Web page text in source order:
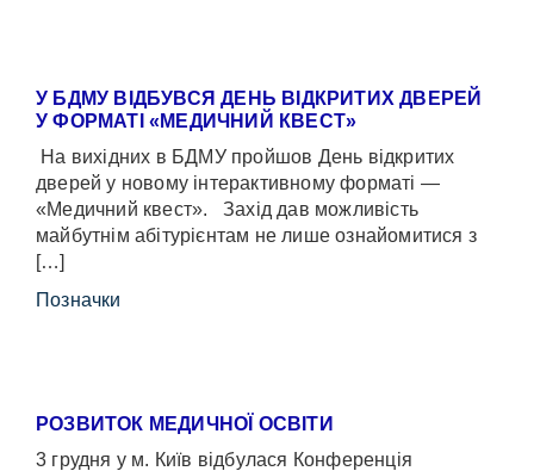
У БДМУ ВІДБУВСЯ ДЕНЬ ВІДКРИТИХ ДВЕРЕЙ
У ФОРМАТІ «МЕДИЧНИЙ КВЕСТ»
На вихідних в БДМУ пройшов День відкритих
дверей у новому інтерактивному форматі —
«Медичний квест». Захід дав можливість
майбутнім абітурієнтам не лише ознайомитися з
[…]
Позначки
РОЗВИТОК МЕДИЧНОЇ ОСВІТИ
3 грудня у м. Київ відбулася Конференція